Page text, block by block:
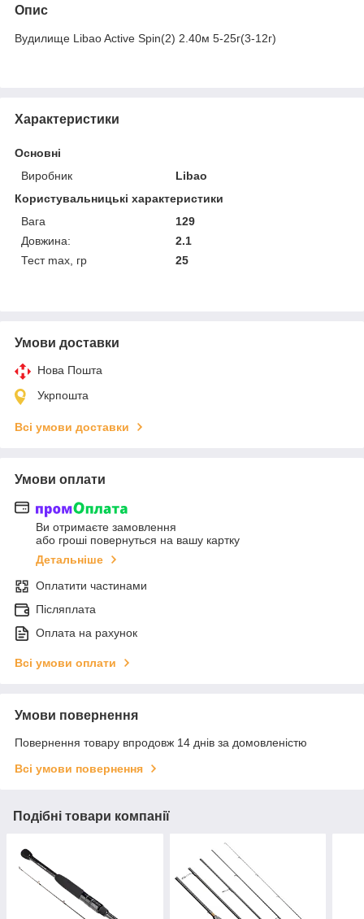
Опис
Вудилище Libao Active Spin(2) 2.40м 5-25г(3-12г)
Характеристики
Основні
Виробник
Libao
Користувальницькі характеристики
Вага
129
Довжина:
2.1
Тест max, гр
25
Умови доставки
Нова Пошта
Укрпошта
Всі умови доставки
Умови оплати
Ви отримаєте замовлення
або гроші повернуться на вашу картку
Детальніше
Оплатити частинами
Післяплата
Оплата на рахунок
Всі умови оплати
Умови повернення
Повернення товару впродовж 14 днів за домовленістю
Всі умови повернення
Подібні товари компанії